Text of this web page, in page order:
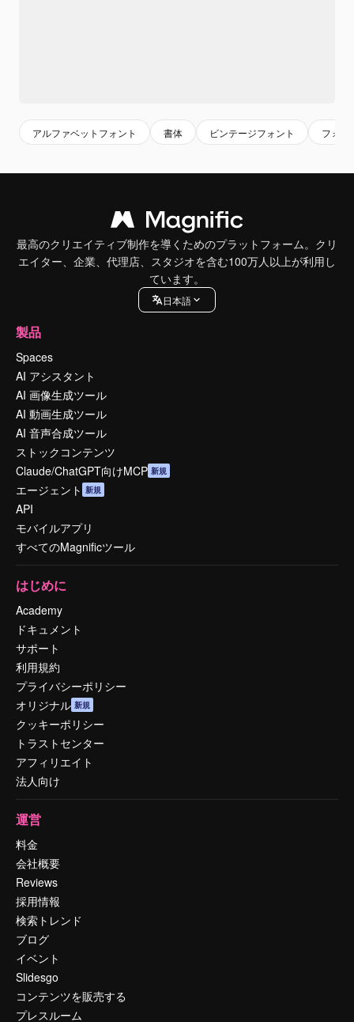
アルファベットフォント 書体 ビンテージフォント フォン
最高のクリエイティブ制作を導くためのプラットフォーム。クリ
エイター、企業、代理店、スタジオを含む100万人以上が利用し
ています。
日本語
製品
Spaces
AI アシスタント
AI 画像生成ツール
AI 動画生成ツール
AI 音声合成ツール
ストックコンテンツ
Claude/ChatGPT向けMCP 新規
エージェント 新規
API
モバイルアプリ
すべてのMagnificツール
はじめに
Academy
ドキュメント
サポート
利用規約
プライバシーポリシー
オリジナル 新規
クッキーポリシー
トラストセンター
アフィリエイト
法人向け
運営
料金
会社概要
Reviews
採用情報
検索トレンド
ブログ
イベント
Slidesgo
コンテンツを販売する
プレスルーム